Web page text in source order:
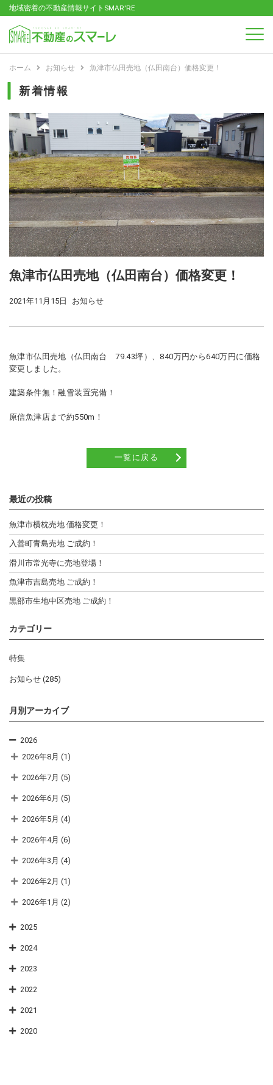
地域密着の不動産情報サイトSMAR'RE
ホーム お知らせ 魚津市仏田売地（仏田南台）価格変更！
新着情報
魚津市仏田売地（仏田南台）価格変更！
2021年11月15日 お知らせ
魚津市仏田売地（仏田南台 79.43坪）、840万円から640万円に価格
変更しました。
建築条件無！融雪装置完備！
原信魚津店まで約550m！
一覧に戻る
最近の投稿
魚津市横枕売地 価格変更！
入善町青島売地 ご成約！
滑川市常光寺に売地登場！
魚津市吉島売地 ご成約！
黒部市生地中区売地 ご成約！
カテゴリー
特集
お知らせ (285)
月別アーカイブ
2026
2026年8月 (1)
2026年7月 (5)
2026年6月 (5)
2026年5月 (4)
2026年4月 (6)
2026年3月 (4)
2026年2月 (1)
2026年1月 (2)
2025
2024
2023
2022
2021
2020